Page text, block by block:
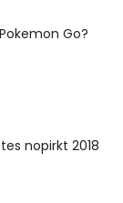
Go?
nopirkt 2018